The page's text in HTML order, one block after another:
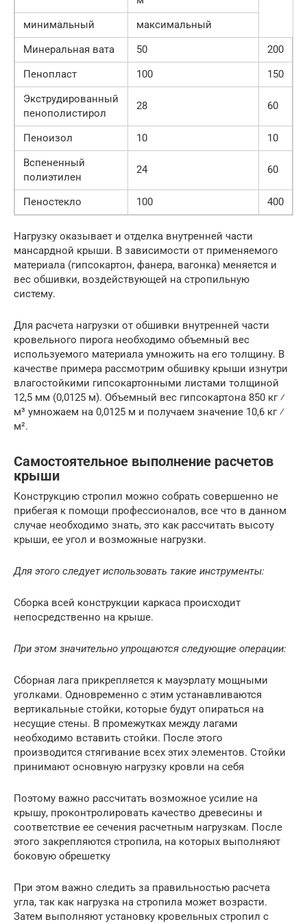
минимальный
максимальный
Минеральная вата
50
200
Пенопласт
100
150
Экструдированный
пенополистирол
28 60
Пеноизол 10
10
Вспененный
полиэтилен
24 60
Пеностекло 100 400
Нагрузку оказывает и отделка внутренней части
мансардной крыши. В зависимости от применяемого
материала (гипсокартон, фанера, вагонка) меняется и
вес обшивки, воздействующей на стропильную
систему.
Для расчета нагрузки от обшивки внутренней части
кровельного пирога необходимо объемный вес
используемого материала умножить на его толщину. В
качестве примера рассмотрим обшивку крыши изнутри
влагостойкими гипсокартонными листами толщиной
12,5 мм (0,0125 м). Объемный вес гипсокартона 850 кг ⁄
м³ умножаем на 0,0125 м и получаем значение 10,6 кг ⁄
м².
Самостоятельное выполнение расчетов
крыши
Конструкцию стропил можно собрать совершенно не
прибегая к помощи профессионалов, все что в данном
случае необходимо знать, это как рассчитать высоту
крыши, ее угол и возможные нагрузки.
Для этого следует использовать такие инструменты:
Сборка всей конструкции каркаса происходит
непосредственно на крыше.
При этом значительно упрощаются следующие операции:
Сборная лага прикрепляется к мауэрлату мощными
уголками. Одновременно с этим устанавливаются
вертикальные стойки, которые будут опираться на
несущие стены. В промежутках между лагами
необходимо вставить стойки. После этого
производится стягивание всех этих элементов. Стойки
принимают основную нагрузку кровли на себя
Поэтому важно рассчитать возможное усилие на
крышу, проконтролировать качество древесины и
соответствие ее сечения расчетным нагрузкам. После
этого закрепляются стропила, на которых выполняют
боковую обрешетку
При этом важно следить за правильностью расчета
угла, так как нагрузка на стропила может возрасти.
Затем выполняют установку кровельных стропил с